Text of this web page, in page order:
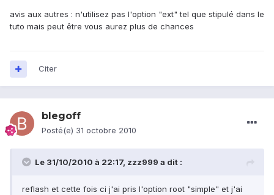
avis aux autres : n'utilisez pas l'option "ext" tel que stipulé dans le
tuto mais peut être vous aurez plus de chances
Citer
blegoff
Posté(e) 31 octobre 2010
Le 31/10/2010 à 22:17, zzz999 a dit :
reflash et cette fois ci j'ai pris l'option root "simple" et j'ai